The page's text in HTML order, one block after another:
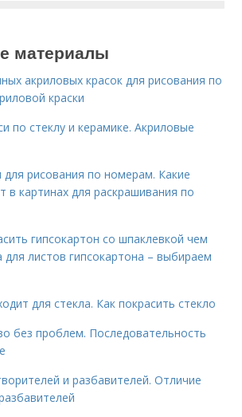
материалы
акриловых красок для рисования по
краски
по стеклу и керамике. Акриловые
для рисования по номерам. Какие
в картинах для раскрашивания по
гипсокартон со шпаклевкой чем
для листов гипсокартона – выбираем
для стекла. Как покрасить стекло
без проблем. Последовательность
и разбавителей. Отличие